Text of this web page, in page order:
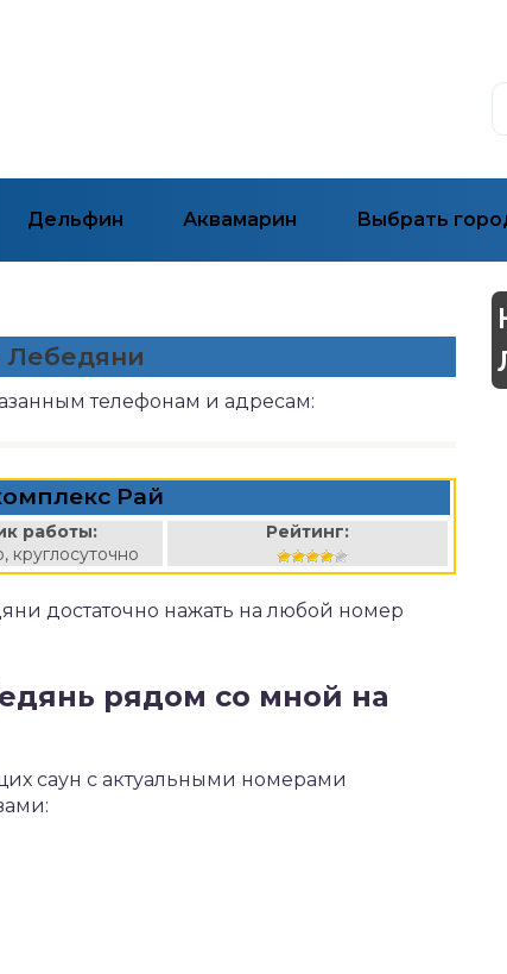
Дельфин Аквамарин Выбрать
Лебедяни
телефонам и адресам:
Рай
работы:
круглосуточно
Рейтинг:
достаточно нажать на любой номер
рядом со мной на
саун с актуальными номерами